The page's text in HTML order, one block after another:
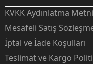
KVKK Aydınlatma Metni
Mesafeli Satış
İptal ve İade Koşulları
Teslimat ve Kargo